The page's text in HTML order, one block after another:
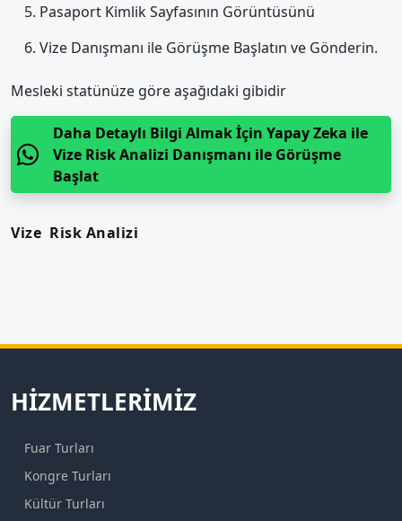
Pasaport Kimlik Sayfasının Görüntüsünü
Vize Danışmanı ile Görüşme Başlatın ve Gönderin.
Mesleki statünüze göre aşağıdaki gibidir
Daha Detaylı Bilgi Almak İçin Yapay Zeka ile
Vize Risk Analizi Danışmanı ile Görüşme
Başlat
Vize Risk Analizi
HIZMETLERIMIZ
Fuar Turları
Kongre Turları
Kültür Turları